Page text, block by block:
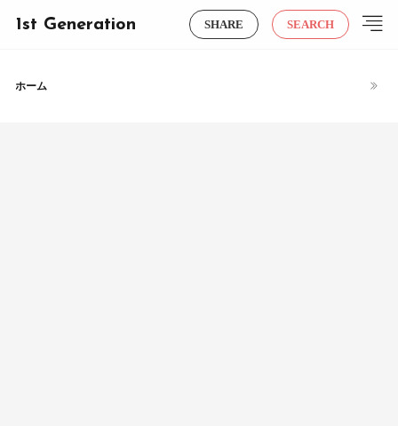
1st Generation SHARE SEARCH
ホーム